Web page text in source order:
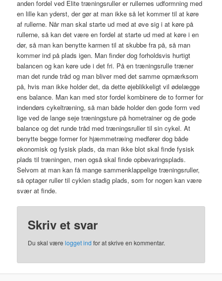
anden fordel ved Elite træningsruller er rullernes udformning med
en lille kan yderst, der gør at man ikke så let kommer til at køre
af rullerne. Når man skal starte ud med at øve sig i at køre på
rullerne, så kan det være en fordel at starte ud med at køre i en
dør, så man kan benytte karmen til at skubbe fra på, så man
kommer ind på plads igen. Man finder dog forholdsvis hurtigt
balancen og kan køre ude i det fri. På en træningsrulle træner
man det runde tråd og man bliver med det samme opmærksom
på, hvis man ikke holder det, da dette øjeblikkeligt vil ødelægge
ens balance. Man kan med stor fordel kombinere de to former for
indendørs cykeltræning, så man både holder den gode form ved
lige ved de lange seje træningsture på hometrainer og de gode
balance og det runde tråd med træningsruller til sin cykel. At
benytte begge former for hjæmmetræing medfører dog både
økonomisk og fysisk plads, da man ikke blot skal finde fysisk
plads til træningen, men også skal finde opbevaringsplads.
Selvom at man kan få mange sammenklappelige træningsruller,
så optager ruller til cyklen stadig plads, som for nogen kan være
svær at finde.
Skriv et svar
Du skal værelogget ind for at skrive en kommentar.